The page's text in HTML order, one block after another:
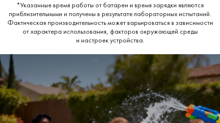
*Указанные время работы от батареи и время зарядки являются
приблизительными и получены в результате лабораторных испытаний.
Фактическая производительность может варьироваться в зависимости
от характера использования, факторов окружающей среды
и настроек устройства.